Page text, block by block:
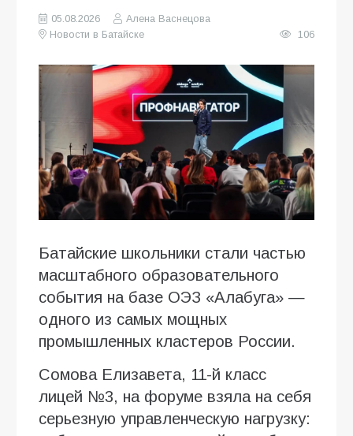
05.08.2026
Алена Васнецова
Новости в Батайске
106
Батайские школьники стали частью
масштабного образовательного
события на базе ОЭЗ «Алабуга» —
одного из самых мощных
промышленных кластеров России.
Сомова Елизавета, 11-й класс
лицей №3, на форуме взяла на себя
серьезную управленческую нагрузку: